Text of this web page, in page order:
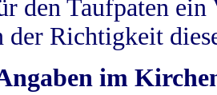
den Taufpaten
der Richtigkeit
im